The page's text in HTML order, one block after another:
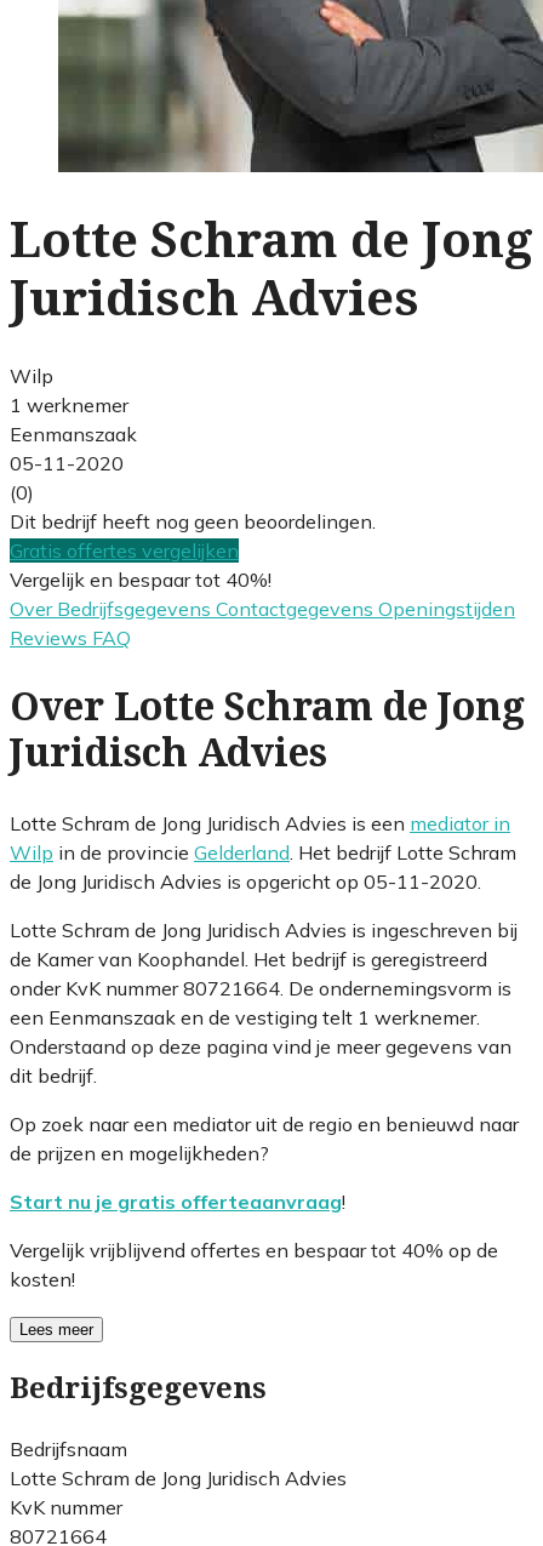
Lotte Schram de Jong
Juridisch Advies
Wilp
1 werknemer
Eenmanszaak
05-11-2020
(0)
Dit bedrijf heeft nog geen beoordelingen.
Gratis offertes vergelijken
Vergelijk en bespaar tot 40%!
Over Bedrijfsgegevens Contactgegevens Openingstijden
Reviews FAQ
Over Lotte Schram de Jong
Juridisch Advies
Lotte Schram de Jong Juridisch Advies is een mediator in
Wilp in de provincie Gelderland . Het bedrijf Lotte Schram
de Jong Juridisch Advies is opgericht op 05-11-2020.
Lotte Schram de Jong Juridisch Advies is ingeschreven bij
de Kamer van Koophandel. Het bedrijf is geregistreerd
onder KvK nummer 80721664. De ondernemingsvorm is
een Eenmanszaak en de vestiging telt 1 werknemer.
Onderstaand op deze pagina vind je meer gegevens van
dit bedrijf.
Op zoek naar een mediator uit de regio en benieuwd naar
de prijzen en mogelijkheden?
Start nu je gratis offerteaanvraag!
Vergelijk vrijblijvend offertes en bespaar tot 40% op de
kosten!
Lees meer
Bedrijfsgegevens
Bedrijfsnaam
Lotte Schram de Jong Juridisch Advies
KvK nummer
80721664